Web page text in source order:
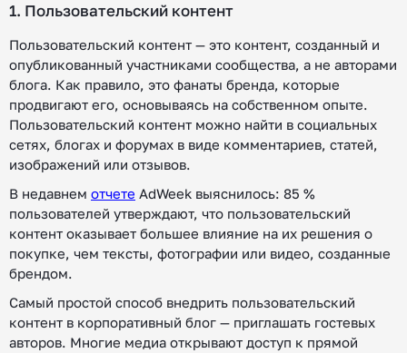
1. Пользовательский контент
Пользовательский контент — это контент, созданный и
опубликованный участниками сообщества, а не авторами
блога. Как правило, это фанаты бренда, которые
продвигают его, основываясь на собственном опыте.
Пользовательский контент можно найти в социальных
сетях, блогах и форумах в виде комментариев, статей,
изображений или отзывов.
В недавнем отчете AdWeek выяснилось: 85 %
пользователей утверждают, что пользовательский
контент оказывает большее влияние на их решения о
покупке, чем тексты, фотографии или видео, созданные
брендом.
Самый простой способ внедрить пользовательский
контент в корпоративный блог — приглашать гостевых
авторов. Многие медиа открывают доступ к прямой